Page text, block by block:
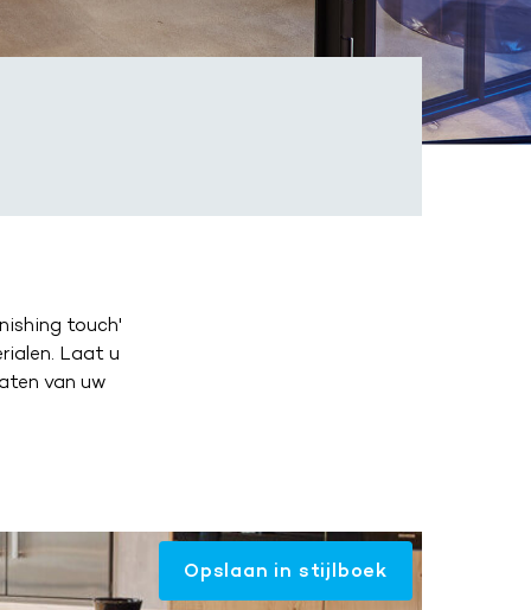
touch'
Laat u
van uw
Opslaan in stijlboek